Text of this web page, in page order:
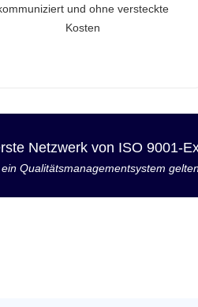
und ohne versteckte
Kosten
Netzwerk von ISO 9001-
Qualitätsmanagementsystem